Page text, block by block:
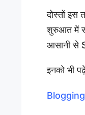
दोस्तों इस
शुरुआत में
आसानी से
इनको भी
Blogging